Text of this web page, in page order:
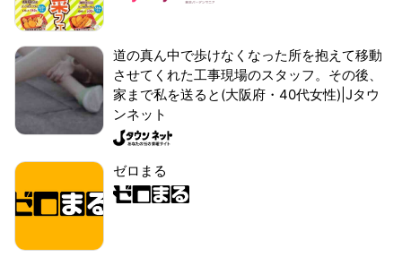
道の真ん中で歩けなくなった所を抱えて移動
させてくれた工事現場のスタッフ。その後、
家まで私を送ると(大阪府・40代女性)|Jタウ
ンネット
ゼロまる